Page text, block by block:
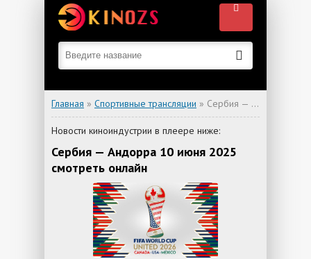
Главная » Спортивные трансляции » Сербия — Андорра
Новости киноиндустрии в плеере ниже:
Сербия — Андорра 10 июня 2025
смотреть онлайн